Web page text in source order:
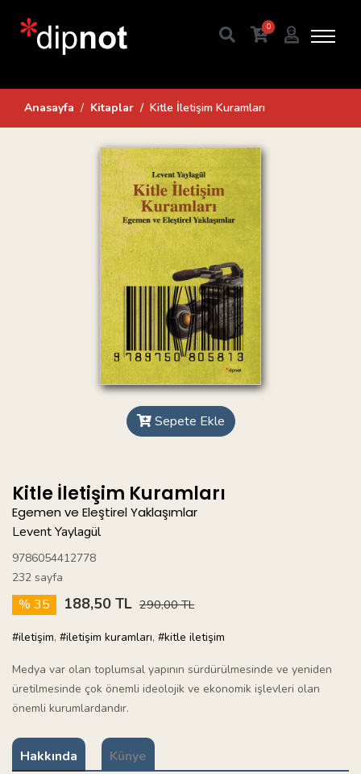
0
Anasayfa Kitaplar Kitle İletişim Kuramları
Sepete Ekle
Kitle İletişim Kuramları
Egemen ve Eleştirel Yaklaşımlar
Levent Yaylagül
9786054412778
232 sayfa
% 35 188,50 TL 290,00 TL
#iletişim, #iletişim kuramları, #kitle iletişim
Medya var olan toplumsal yapının sürdürülmesinde ve yeniden
üretilmesinde çok önemli ideolojik ve ekonomik işlevleri olan
önemli kurumlardandır.
Hakkında Künye